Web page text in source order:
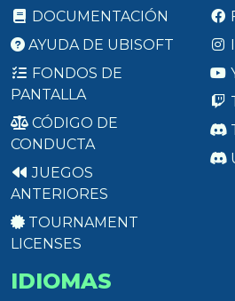
DOCUMENTACIÓN
AYUDA DE UBISOFT
FONDOS DE
PANTALLA
CÓDIGO DE
CONDUCTA
JUEGOS
ANTERIORES
TOURNAMENT
LICENSES
IDIOMAS